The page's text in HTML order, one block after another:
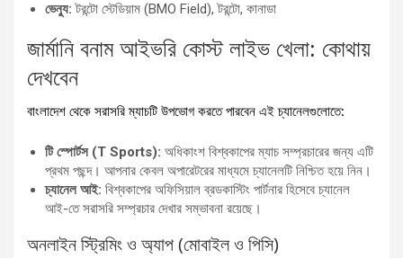
ভেন্যু: টরন্টো স্টেডিয়াম (BMO Field), টরন্টো, কানাডা
জার্মানি বনাম আইভরি কোস্ট লাইভ খেলা: কোথায়
দেখবেন
বাংলাদেশ থেকে সরাসরি ম্যাচটি উপভোগ করতে পারবেন এই চ্যানেলগুলোতে:
টি স্পোর্টস (T Sports): অধিকাংশ বিশ্বকাপের ম্যাচ সম্প্রচারের জন্য এটি
প্রথম পছন্দ। আপনার কেবল অপারেটরের মাধ্যমে চ্যানেলটি নিশ্চিত হয়ে নিন।
চ্যানেল আই: বিশ্বকাপের অফিসিয়াল ব্রডকাস্টিং পার্টনার হিসেবে চ্যানেল
আই-তে সরাসরি সম্প্রচার দেখার সম্ভাবনা রয়েছে।
অনলাইন স্ট্রিমিং ও অ্যাপ (মোবাইল ও পিসি)